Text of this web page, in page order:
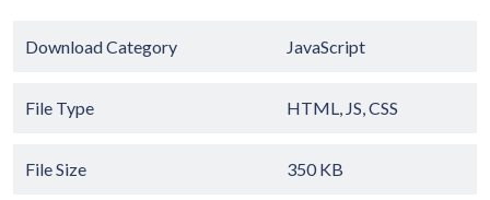
Download Category JavaScript
File Type HTML, JS, CSS
File Size 350 KB